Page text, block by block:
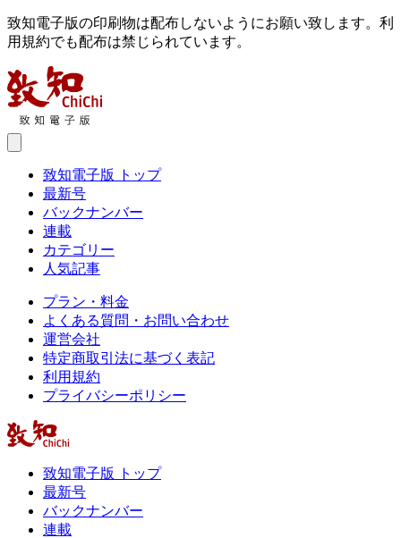
致知電子版の印刷物は配布しないようにお願い致します。利
用規約でも配布は禁じられています。
致知電子版 トップ
最新号
バックナンバー
連載
カテゴリー
人気記事
プラン・料金
よくある質問・お問い合わせ
運営会社
特定商取引法に基づく表記
利用規約
プライバシーポリシー
致知電子版 トップ
最新号
バックナンバー
連載